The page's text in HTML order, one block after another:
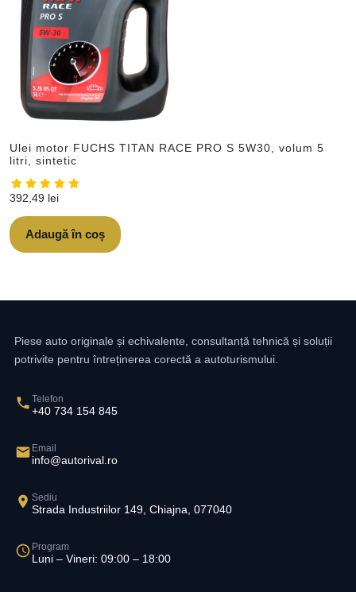
Ulei motor FUCHS TITAN RACE PRO S 5W30, volum 5
litri, sintetic
392,49 lei
Adaugă în coș
Piese auto originale și echivalente, consultanță tehnică și soluții
potrivite pentru întreținerea corectă a autoturismului.
Telefon
+40 734 154 845
Email
info@autorival.ro
Sediu
Strada Industriilor 149, Chiajna, 077040
Program
Luni – Vineri: 09:00 – 18:00